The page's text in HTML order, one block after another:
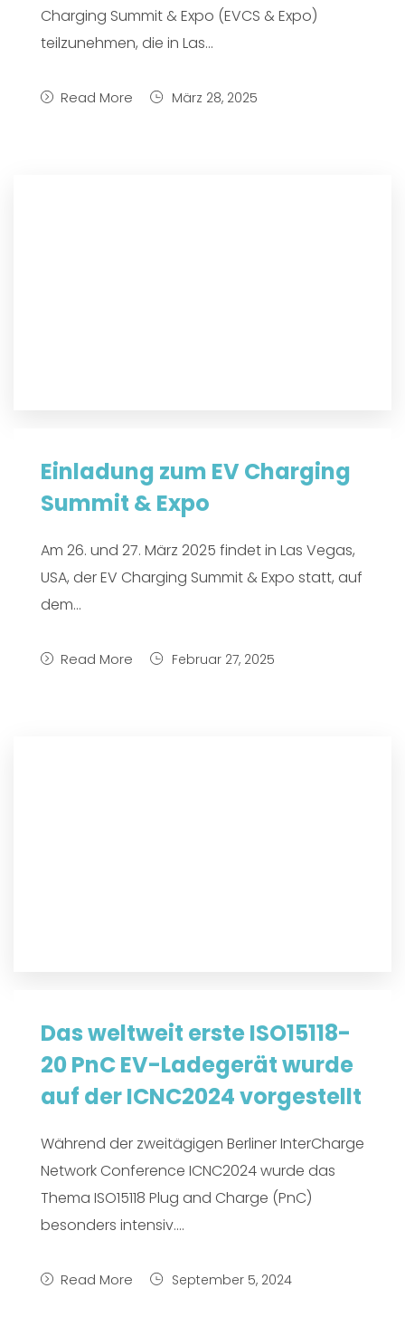
Charging Summit & Expo (EVCS & Expo)
teilzunehmen, die in Las...
Read More März 28, 2025
Einladung zum EV Charging
Summit & Expo
Am 26. und 27. März 2025 findet in Las Vegas,
USA, der EV Charging Summit & Expo statt, auf
dem...
Read More Februar 27, 2025
Das weltweit erste ISO15118-
20 PnC EV-Ladegerät wurde
auf der ICNC2024 vorgestellt
Während der zweitägigen Berliner InterCharge
Network Conference ICNC2024 wurde das
Thema ISO15118 Plug and Charge (PnC)
besonders intensiv....
Read More September 5, 2024